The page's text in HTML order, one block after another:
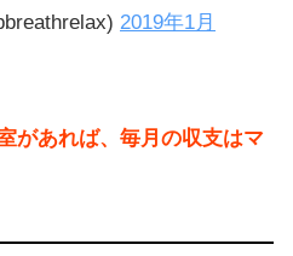
2019年1月
があれば、毎月の収支はマ